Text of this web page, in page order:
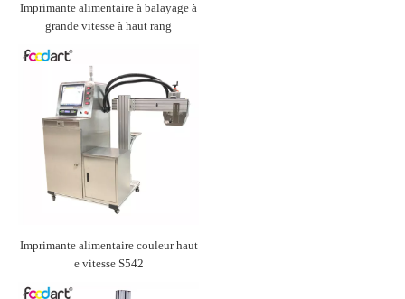
Imprimante alimentaire à balayage à
grande vitesse à haut rang
Imprimante alimentaire couleur haut
e vitesse S542